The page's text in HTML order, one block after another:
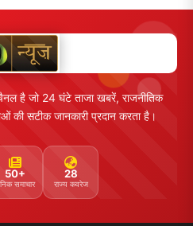
है जो 24 घंटे ताजा खबरें, राजनीतिक
सटीक जानकारी प्रदान करता है।
50+
समाचार
28
राज्य कवरेज